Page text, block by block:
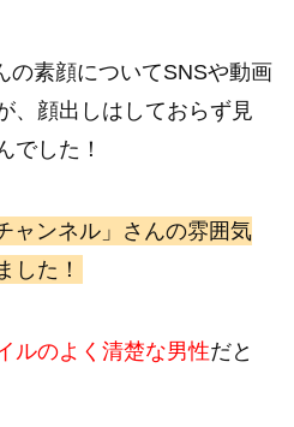
の素顔についてSNSや動画
、顔出しはしておらず見
でした！
ャンネル」さんの雰囲気
した！
ルのよく清楚な男性だと